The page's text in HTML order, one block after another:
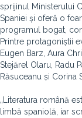
sprijinul Ministerului
Spaniei și oferă o
programul bogat,
Printre protagoniștii
Eugen Barz, Aura
Stejărel Olaru, Radu
Răsuceanu și Corina
„Literatura română
limbă spaniolă, iar